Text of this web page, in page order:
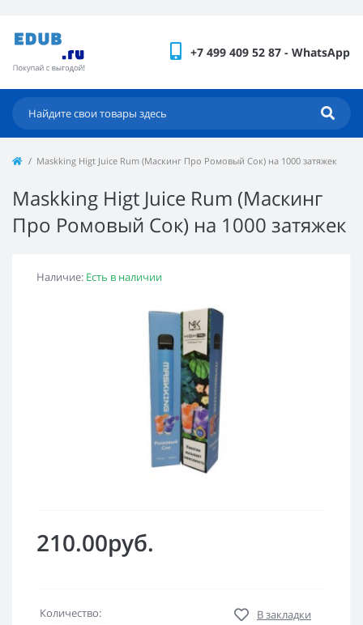
+7 499 409 52 87 - WhatsApp
Maskking Higt Juice Rum (Маскинг Про Ромовый Сок) на 1000 затяжек
Maskking Higt Juice Rum (Маскинг
Про Ромовый Сок) на 1000 затяжек
Наличие: Есть в наличии
210.00руб.
Количество:
В закладки